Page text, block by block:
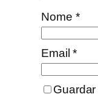
Nome *
Email*